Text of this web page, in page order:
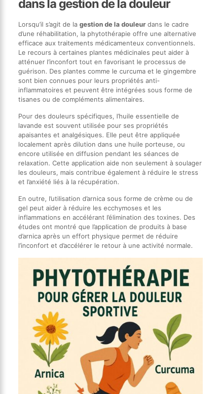
dans la gestion de la douleur
Lorsqu’il s’agit de la gestion de la douleurdans le cadre
d’une réhabilitation, la phytothérapie offre une alternative
efficace aux traitements médicamenteux conventionnels.
Le recours à certaines plantes médicinales peut aider à
atténuer l’inconfort tout en favorisant le processus de
guérison. Des plantes comme le curcuma et le gingembre
sont bien connues pour leurs propriétés anti-
inflammatoires et peuvent être intégrées sous forme de
tisanes ou de compléments alimentaires.
Pour des douleurs spécifiques, l’huile essentielle de
lavande est souvent utilisée pour ses propriétés
apaisantes et analgésiques. Elle peut être appliquée
localement après dilution dans une huile porteuse, ou
encore utilisée en diffusion pendant les séances de
relaxation. Cette application aide non seulement à soulager
les douleurs, mais contribue également à réduire le stress
et l’anxiété liés à la récupération.
En outre, l’utilisation d’arnica sous forme de crème ou de
gel peut aider à réduire les ecchymoses et les
inflammations en accélérant l’élimination des toxines. Des
études ont montré que l’application de produits à base
d’arnica après un effort physique permet de réduire
l’inconfort et d’accélérer le retour à une activité normale.